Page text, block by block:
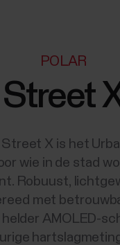
POLAR
Street
Street X is het
wie in de stad
Robuust,
met
AMOLED-